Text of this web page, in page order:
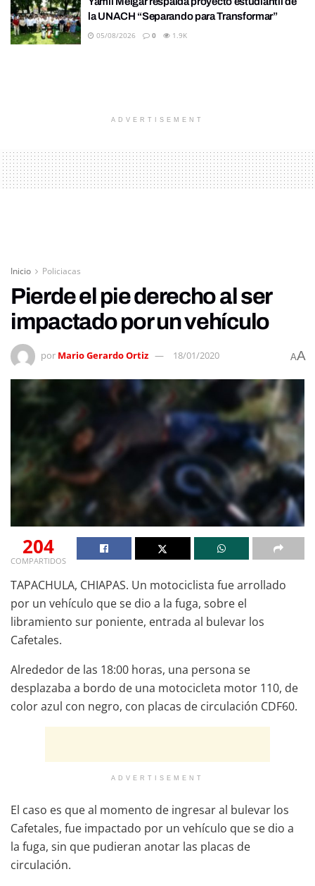
la UNACH “Separando para Transformar”
05/08/2026 0 1.9K
ADVERTISEMENT
Inicio Policiacas
Pierde el pie derecho al ser
impactado por un vehículo
por Mario Gerardo Ortiz 18/01/2020 AA
204
COMPARTIDOS
TAPACHULA, CHIAPAS. Un motociclista fue arrollado
por un vehículo que se dio a la fuga, sobre el
libramiento sur poniente, entrada al bulevar los
Cafetales.
Alrededor de las 18:00 horas, una persona se
desplazaba a bordo de una motocicleta motor 110, de
color azul con negro, con placas de circulación CDF60.
ADVERTISEMENT
El caso es que al momento de ingresar al bulevar los
Cafetales, fue impactado por un vehículo que se dio a
la fuga, sin que pudieran anotar las placas de
circulación.